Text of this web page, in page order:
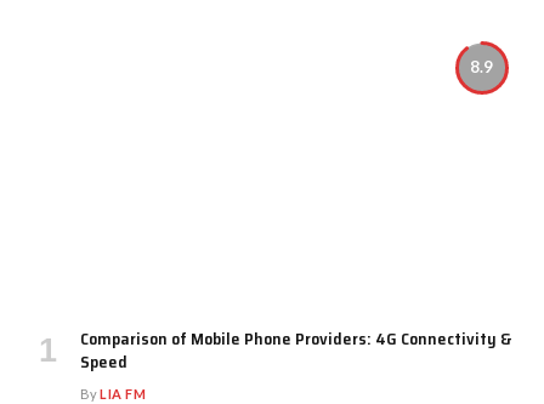
8.9
Comparison of Mobile Phone Providers: 4G Connectivity &
Speed
ByLIA FM